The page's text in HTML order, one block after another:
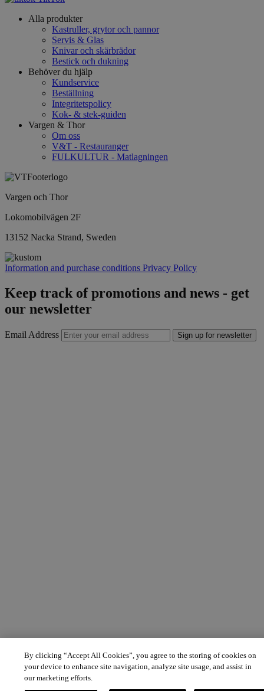
Alla produkter
Kastruller, grytor och pannor
Servis & Glas
Knivar och skärbrädor
Bestick och dukning
Behöver du hjälp
Kundservice
Beställning
Integritetspolicy
Kok- & stek-guiden
Vargen & Thor
Om oss
V&T - Restauranger
FULKULTUR - Matlagningen
Vargen och Thor
Lokomobilvägen 2F
13152 Nacka Strand, Sweden
Information and purchase conditions Privacy Policy
Keep track of promotions and news - get
our newsletter
Email Address Sign up for newsletter
By clicking “Accept All Cookies”, you agree to the storing of cookies on
your device to enhance site navigation, analyze site usage, and assist in
our marketing efforts.